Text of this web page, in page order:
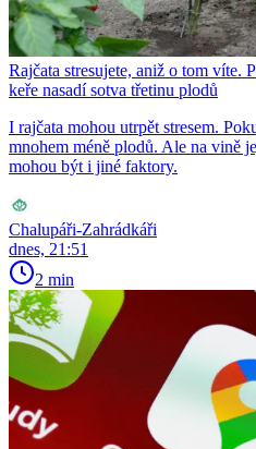
Rajčata stresujete, aniž o tom víte.
keře nasadí sotva třetinu plodů
I rajčata mohou utrpět stresem.
mnohem méně plodů. Ale na vině
mohou být i jiné faktory.
Chalupáři-Zahrádkáři
dnes, 21:51
2 min